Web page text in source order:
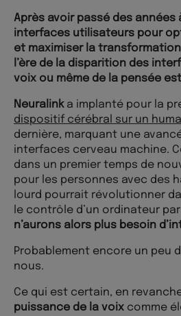
Après avoir passé des années
interfaces utilisateurs pour
et maximiser la
l’ère de la disparition des
voix ou même de la pensée
Neuralinka implanté pour la
dispositif cérébral sur un
dernière, marquant une
interfaces cerveau machine.
dans un premier temps de
pour les personnes avec des
lourd pourrait révolutionner
le contrôle d’un ordinateur
n’aurons alors plus besoin
Probablement encore un peu
nous.
Ce qui est certain, en
puissance de la voix comme